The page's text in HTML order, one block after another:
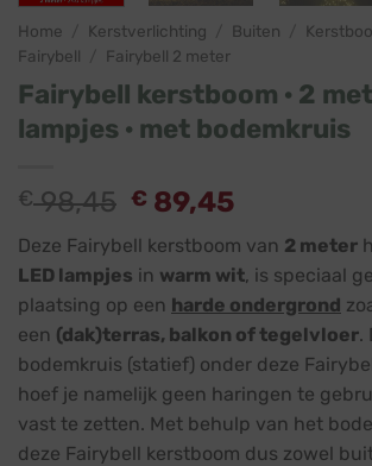
Home Kerstverlichting Buiten
Fairybell
Fairybell 2 meter
Fairybell kerstboom · 2
lampjes · met bodemkruis
€98,45 Oorspronkelijke
was:
€ 98,45.
€ 89,45
is:
€ 89,45.
Deze Fairybell kerstboom van 2 meter
LED lampjes in warm wit, is speciaal
plaatsing op een harde ondergrond
een (dak)terras, balkon of tegelvloer.
bodemkruis (statief) onder deze
hoef je namelijk geen haringen te
vast te zetten. Met behulp van het
deze Fairybell kerstboom dus zowel